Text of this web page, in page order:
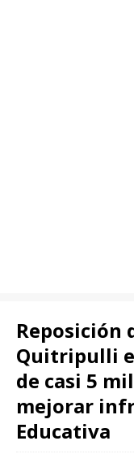
Reposición
Quitripulli
de casi 5
mejorar
Educativa